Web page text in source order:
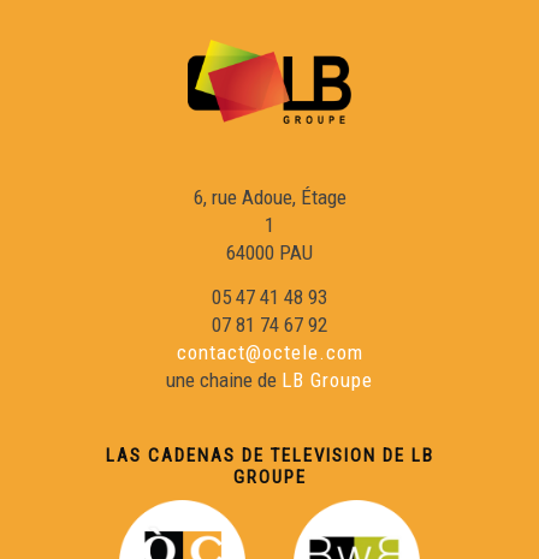
David Bordes - Cara e Cara
Lucie Longué - Cara e Cara
Hervé Couture - Cara e Cara
Anne-Marie ROTH - Cara e Cara
Benjamin Assié - Cara e Cara
Georges Labazée (2) - Cara e Cara
6, rue Adoue, Étage
1
64000 PAU
05 47 41 48 93
07 81 74 67 92
contact@octele.com
une chaine de LB Groupe
LAS CADENAS DE TELEVISION DE LB
GROUPE